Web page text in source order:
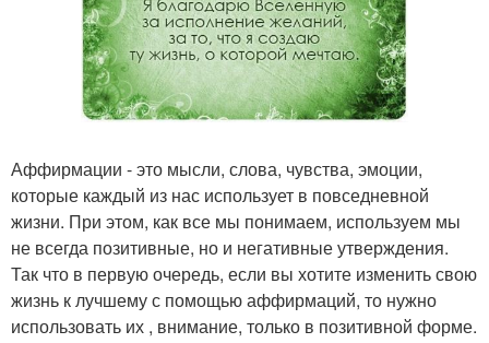
Аффирмации - это мысли, слова, чувства, эмоции,
которые каждый из нас использует в повседневной
жизни. При этом, как все мы понимаем, используем мы
не всегда позитивные, но и негативные утверждения.
Так что в первую очередь, если вы хотите изменить свою
жизнь к лучшему с помощью аффирмаций, то нужно
использовать их , внимание, только в позитивной форме.